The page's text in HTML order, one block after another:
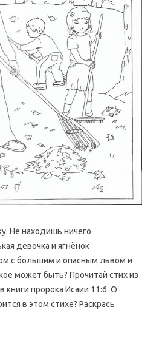
Не находишь ничего
девочка и ягнёнок
с большим и опасным львом и
может быть? Прочитай стих из
книги пророка Исаии 11:6. О
в этом стихе? Раскрась